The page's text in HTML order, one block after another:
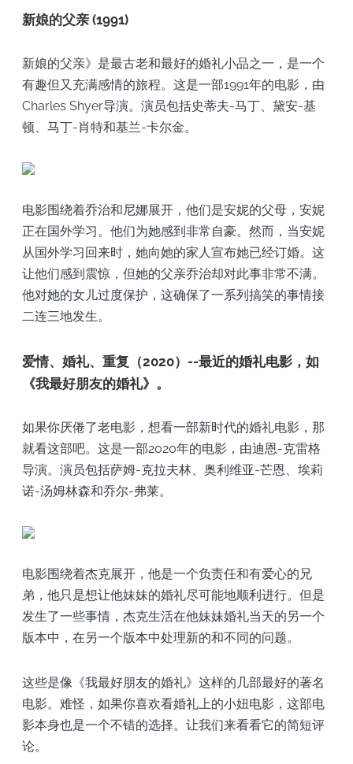
新娘的父亲 (1991)
新娘的父亲》是最古老和最好的婚礼小品之一，是一个
有趣但又充满感情的旅程。这是一部1991年的电影，由
Charles Shyer导演。演员包括史蒂夫-马丁、黛安-基
顿、马丁-肖特和基兰-卡尔金。
电影围绕着乔治和尼娜展开，他们是安妮的父母，安妮
正在国外学习。他们为她感到非常自豪。然而，当安妮
从国外学习回来时，她向她的家人宣布她已经订婚。这
让他们感到震惊，但她的父亲乔治却对此事非常不满。
他对她的女儿过度保护，这确保了一系列搞笑的事情接
二连三地发生。
爱情、婚礼、重复（2020）--最近的婚礼电影，如
《我最好朋友的婚礼》。
如果你厌倦了老电影，想看一部新时代的婚礼电影，那
就看这部吧。这是一部2020年的电影，由迪恩-克雷格
导演。演员包括萨姆-克拉夫林、奥利维亚-芒恩、埃莉
诺-汤姆林森和乔尔-弗莱。
电影围绕着杰克展开，他是一个负责任和有爱心的兄
弟，他只是想让他妹妹的婚礼尽可能地顺利进行。但是
发生了一些事情，杰克生活在他妹妹婚礼当天的另一个
版本中，在另一个版本中处理新的和不同的问题。
这些是像《我最好朋友的婚礼》这样的几部最好的著名
电影。难怪，如果你喜欢看婚礼上的小妞电影，这部电
影本身也是一个不错的选择。让我们来看看它的简短评
论。